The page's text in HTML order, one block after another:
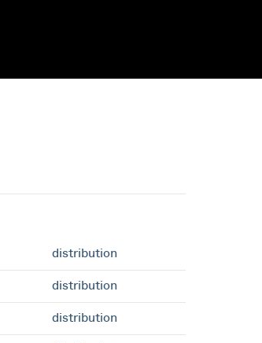
distribution
distribution
distribution